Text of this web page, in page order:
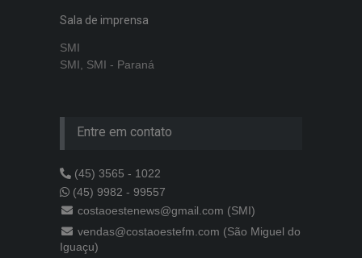
Sala de imprensa
SMI
SMI, SMI - Paraná
Entre em contato
(45) 3565 - 1022
(45) 9982 - 99557
costaoestenews@gmail.com (SMI)
vendas@costaoestefm.com (São Miguel do
Iguaçu)